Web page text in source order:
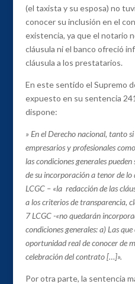
(el taxista y su esposa) no
conocer su inclusión en el
existencia, ya que el notario
cláusula ni el banco ofreció
cláusula a los prestatarios.
En este sentido el Supremo
expuesto en su sentencia
dispone:
» En el Derecho nacional, tanto
empresarios y profesionales
las condiciones generales
de su incorporación a tenor de
LCGC – «la redacción de las
a los criterios de transparencia,
7 LCGC -«no quedarán
condiciones generales: a) Las
oportunidad real de conocer de
celebración del contrato […]».
Por otra parte, la sentencia